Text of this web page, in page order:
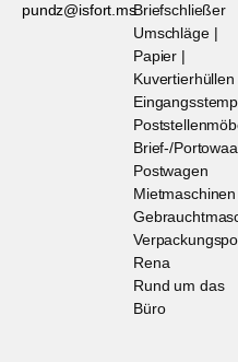
pundz@isfort.msBriefschließer
Umschläge |
Papier |
Kuvertierhüllen
Brief-/
Postwagen
Mietmaschinen
Rena
Rund um das
Büro